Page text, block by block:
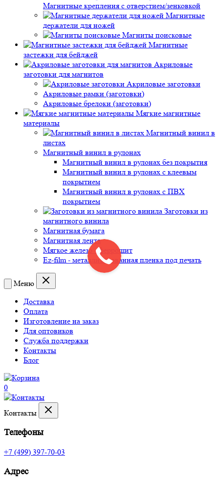
Магнитные крепления с отверстием/зенковкой
Магнитные
держатели для ножей
Магниты поисковые
Магнитные
застежки для бейджей
Акриловые
заготовки для магнитов
Акриловые заготовки
Акриловые рамки (заготовки)
Акриловые брелоки (заготовки)
Мягкие магнитные
материалы
Магнитный винил в
листах
Магнитный винил в рулонах
Магнитный винил в рулонах без покрытия
Магнитный винил в рулонах с клеевым
покрытием
Магнитный винил в рулонах с ПВХ
покрытием
Заготовки из
магнитного винила
Магнитная бумага
Магнитная лента
Мягкое железо - феррошит
Ez-film - металлизированная пленка под печать
Меню
Доставка
Оплата
Изготовление на заказ
Для оптовиков
Служба поддержки
Контакты
Блог
0
Контакты
Телефоны
+7 (499) 397-70-03
Адрес